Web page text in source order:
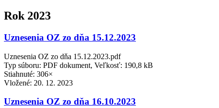
Rok 2023
Uznesenia OZ zo dňa 15.12.2023
Uznesenia OZ zo dňa 15.12.2023.pdf
Typ súboru: PDF dokument, Veľkosť: 190,8 kB
Stiahnuté: 306×
Vložené: 20. 12. 2023
Uznesenia OZ zo dňa 16.10.2023